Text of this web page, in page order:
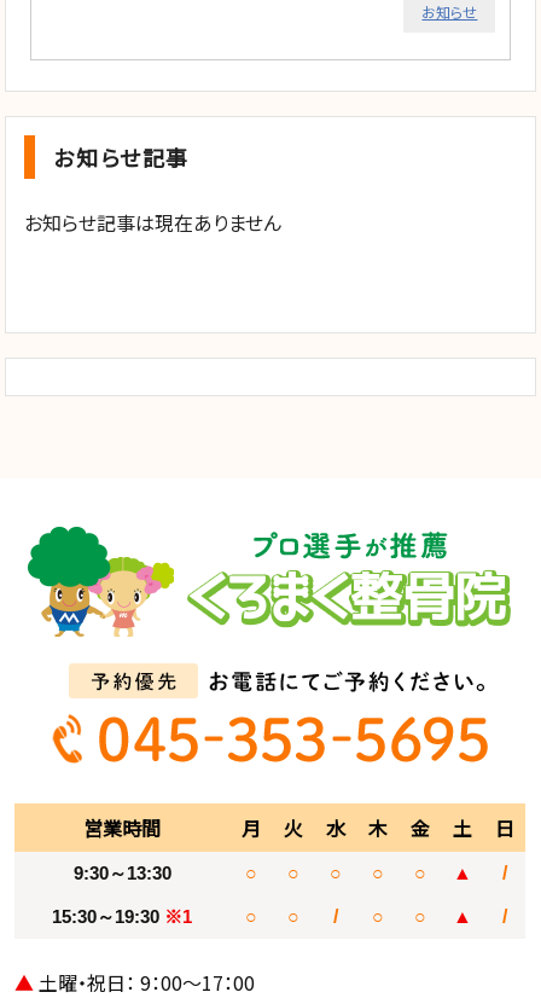
お知らせ
お知らせ記事
お知らせ記事は現在ありません
営業時間 月 火 水 木 金 土 日
9:30～13:30 ○ ○ ○ ○ ○ ▲ /
15:30～19:30 ※1 ○ ○ / ○ ○ ▲ /
▲ 土曜・祝日： 9：00～17：00